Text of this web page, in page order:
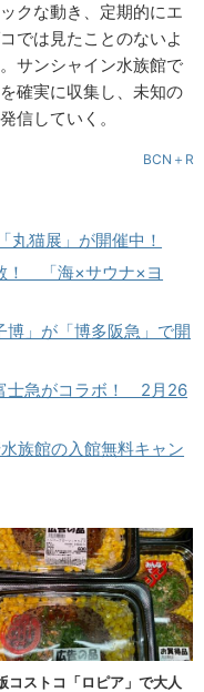
クな動き、定期的にエ
では見たことのないよ
サンシャイン水族館で
確実に収集し、未知の
信していく。
BCN＋R
丸猫展」が開催中！
！ 「海×サウナ×ヨ
博」が「博多阪急」で開
士急がコラボ！ 2月26
族館の入館無料キャン